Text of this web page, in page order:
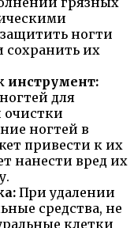
ногти
сохранить их
инструмент:
для
очистки
ногтей в
привести к их
нанести вред их
При удалении
средства, не
клетки